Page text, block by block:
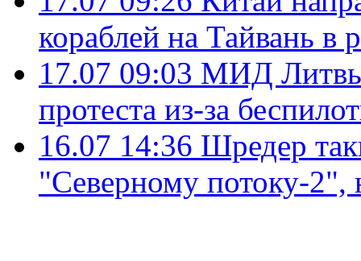
кораблей на Тайвань в
17.07 09:03 МИД Литвы
протеста из-за
16.07 14:36 Шредер
"Северному потоку-2",